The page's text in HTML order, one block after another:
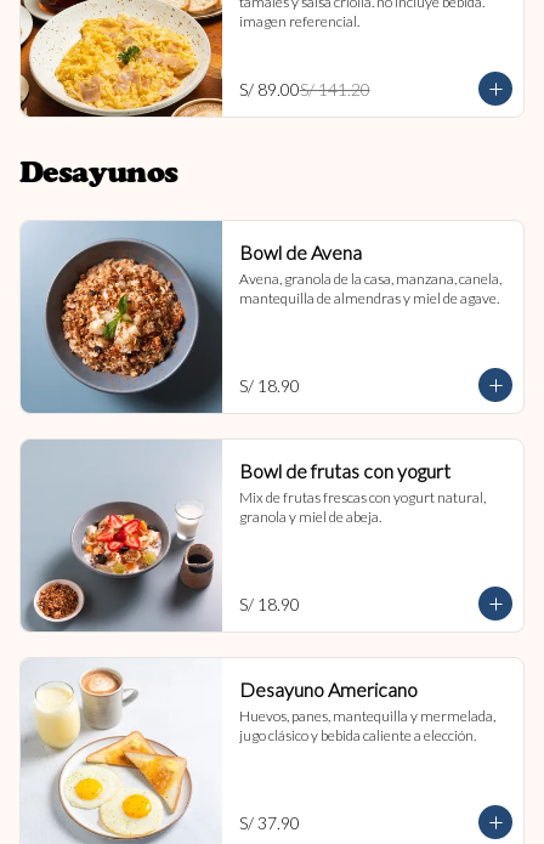
imagen referencial.
S/ 89.00S/ 141.20
Desayunos
Bowl de Avena
Avena, granola de la casa, manzana, canela,
mantequilla de almendras y miel de agave.
S/ 18.90
Bowl de frutas con yogurt
Mix de frutas frescas con yogurt natural,
granola y miel de abeja.
S/ 18.90
Desayuno Americano
Huevos, panes, mantequilla y mermelada,
jugo clásico y bebida caliente a elección.
S/ 37.90